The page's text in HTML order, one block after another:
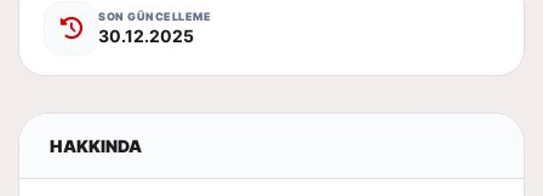
SON GÜNCELLEME
30.12.2025
HAKKINDA